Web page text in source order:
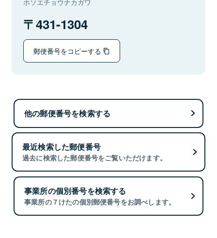
ホソエチョウナカガワ
431-1304
郵便番号をコピーする
他の郵便番号を検索する
最近検索した郵便番号
過去に検索した郵便番号をご覧いただけます。
事業所の個別番号を検索する
事業所の７けたの個別郵便番号をお調べします。